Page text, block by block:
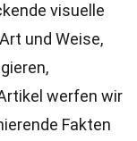
visuelle
und Weise,
werfen wir
Fakten